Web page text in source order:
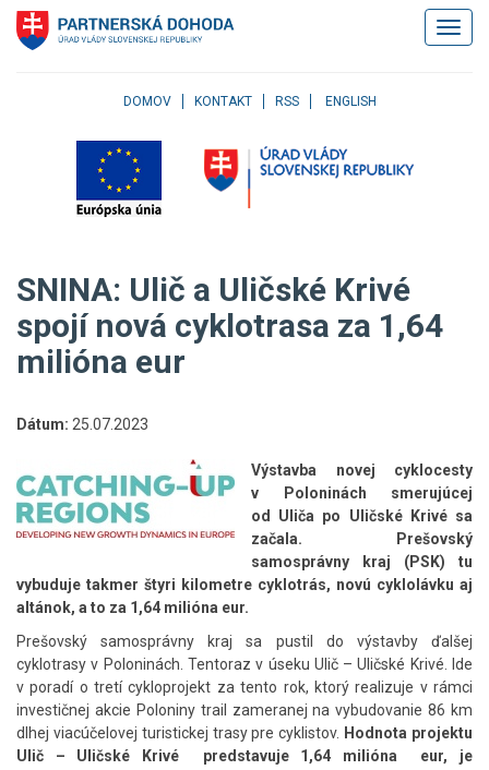
Klávesové
skratky
Skočiť
menu
na
užívateľské
menu
na
DOMOV KONTAKT RSS ENGLISH
SNINA: Ulič a Uličské Krivé
spojí nová cyklotrasa za 1,64
milióna eur
Dátum: 25.07.2023
Výstavba novej cyklocesty
v Poloninách smerujúcej
od Uliča po Uličské Krivé sa
začala. Prešovský
samosprávny kraj (PSK) tu
vybuduje takmer štyri kilometre cyklotrás, novú cyklolávku aj
altánok, a to za 1,64 milióna eur.
Prešovský samosprávny kraj sa pustil do výstavby ďalšej
cyklotrasy v Poloninách. Tentoraz v úseku Ulič – Uličské Krivé. Ide
v poradí o tretí cykloprojekt za tento rok, ktorý realizuje v rámci
investičnej akcie Poloniny trail zameranej na vybudovanie 86 km
dlhej viacúčelovej turistickej trasy pre cyklistov. Hodnota projektu
Ulič – Uličské Krivé predstavuje 1,64 milióna eur, je